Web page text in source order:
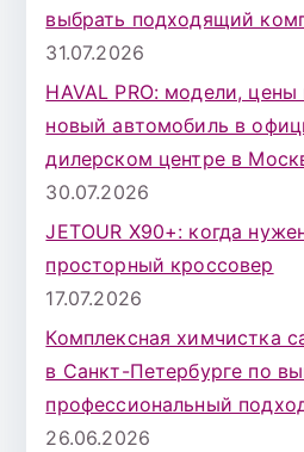
выбрать подходящий
31.07.2026
HAVAL PRO: модели,
новый автомобиль в
дилерском центре в
30.07.2026
JETOUR X90+: когда
просторный кроссовер
17.07.2026
Комплексная химчистка
в Санкт-Петербурге по
профессиональный
26.06.2026